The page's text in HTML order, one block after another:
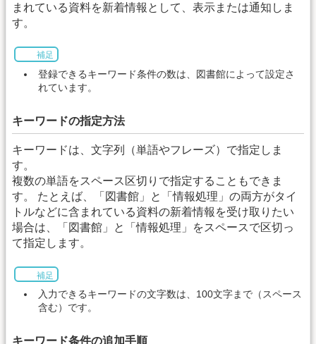
まれている資料を新着情報として、表示または通知しま
す。
補足
登録できるキーワード条件の数は、図書館によって設定さ
れています。
キーワードの指定方法
キーワードは、文字列（単語やフレーズ）で指定しま
す。
複数の単語をスペース区切りで指定することもできま
す。 たとえば、「図書館」と「情報処理」の両方がタイ
トルなどに含まれている資料の新着情報を受け取りたい
場合は、「図書館」と「情報処理」をスペースで区切っ
て指定します。
補足
入力できるキーワードの文字数は、100文字まで（スペース
含む）です。
キーワード条件の追加手順